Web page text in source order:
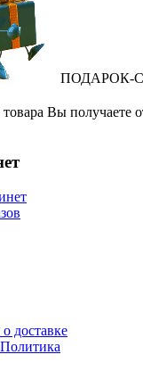
ПОДАРОК‐
Вы получаете
доставке